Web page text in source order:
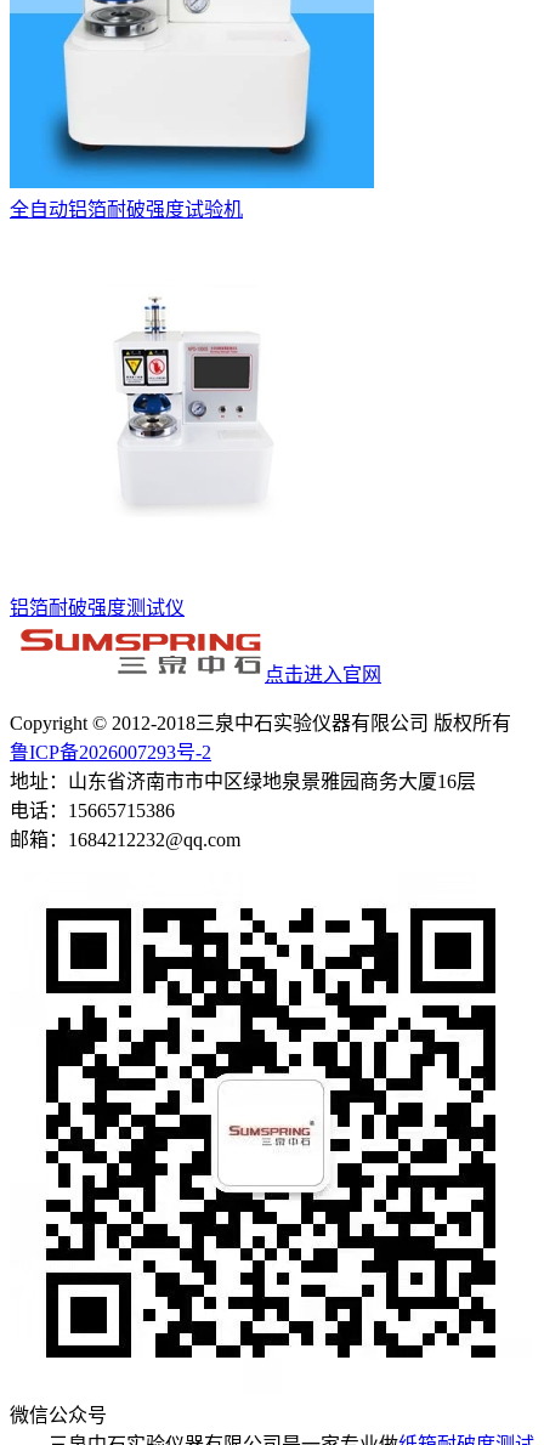
全自动铝箔耐破强度试验机
铝箔耐破强度测试仪
点击进入官网
Copyright © 2012-2018三泉中石实验仪器有限公司 版权所有
鲁ICP备2026007293号-2
地址：山东省济南市市中区绿地泉景雅园商务大厦16层
电话：15665715386
邮箱：1684212232@qq.com
微信公众号